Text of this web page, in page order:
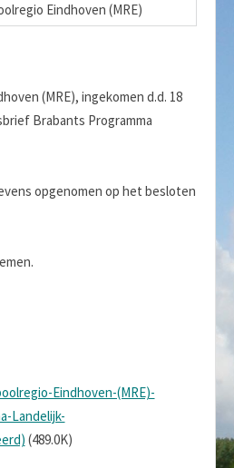
Eindhoven (MRE)
(MRE), ingekomen d.d. 18
Brabants Programma
opgenomen op het besloten
Eindhoven-(MRE)-
Landelijk-
(489.0K)